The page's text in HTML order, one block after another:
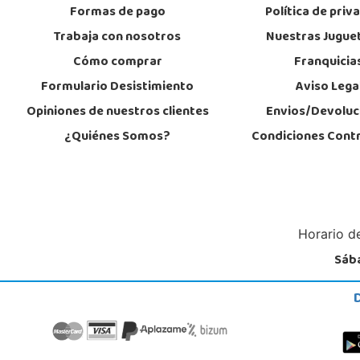
Formas de pago
Trabaja con nosotros
Cómo comprar
Formulario Desistimiento
Opiniones de nuestros clientes
¿Quiénes Somos?
Política de
Nuestras
Aviso
Envios/
Condiciones
Horario